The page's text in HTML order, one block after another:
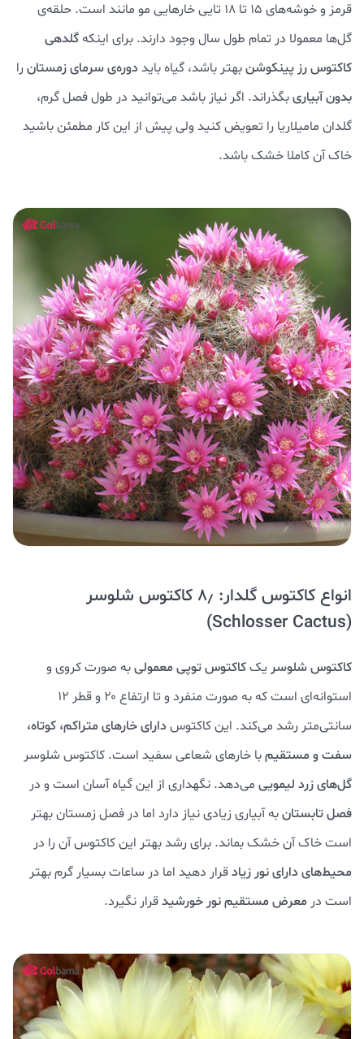
قرمز و خوشه‌های ۱۵ تا ۱۸ تایی خارهایی مو مانند است. حلقه‌ی
گل‌ها معمولا در تمام طول سال وجود دارند. برای اینکهگلدهی
کاکتوس رز پینکوشنبهتر باشد، گیاه بایددوره‌ی سرمای زمستان را
بدون آبیاریبگذراند. اگر نیاز باشد می‌توانید در طول فصل گرم،
گلدان مامیلاریا را تعویض کنید ولی پیش از این کار مطمئن باشید
خاک آن کاملا خشک باشد.
انواع کاکتوس گلدار: ۸٫ کاکتوس شلوسر
(Schlosser Cactus)
کاکتوس شلوسر یککاکتوس توپی معمولیبه صورت کروی و
استوانه‌ای است که به صورت منفرد و تا ارتفاع ۲۰ و قطر ۱۲
سانتی‌متر رشد می‌کند. این کاکتوسدارای خارهای متراکم، کوتاه،
سفت و مستقیمبا خارهای شعاعی سفید است. کاکتوس شلوسر
گل‌های زرد لیمویی می‌دهد. نگهداری از این گیاه آسان است و در
فصل تابستانبه آبیاری زیادی نیاز دارد اما در فصل زمستان بهتر
است خاک آن خشک بماند. برای رشد بهتر این کاکتوس آن را در
محیط‌های دارای نور زیادقرار دهید اما در ساعات بسیار گرم بهتر
است در معرض مستقیم نور خورشیدقرار نگیرد.